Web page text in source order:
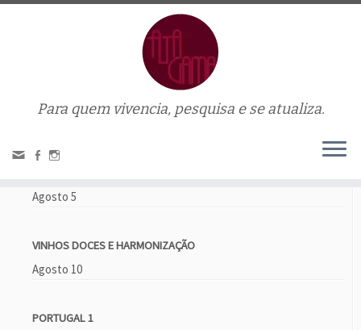
Para quem vivencia, pesquisa e se atualiza.
»priorato
Agosto 5
VINHOS DOCES E HARMONIZAÇÃO
Agosto 10
PORTUGAL 1